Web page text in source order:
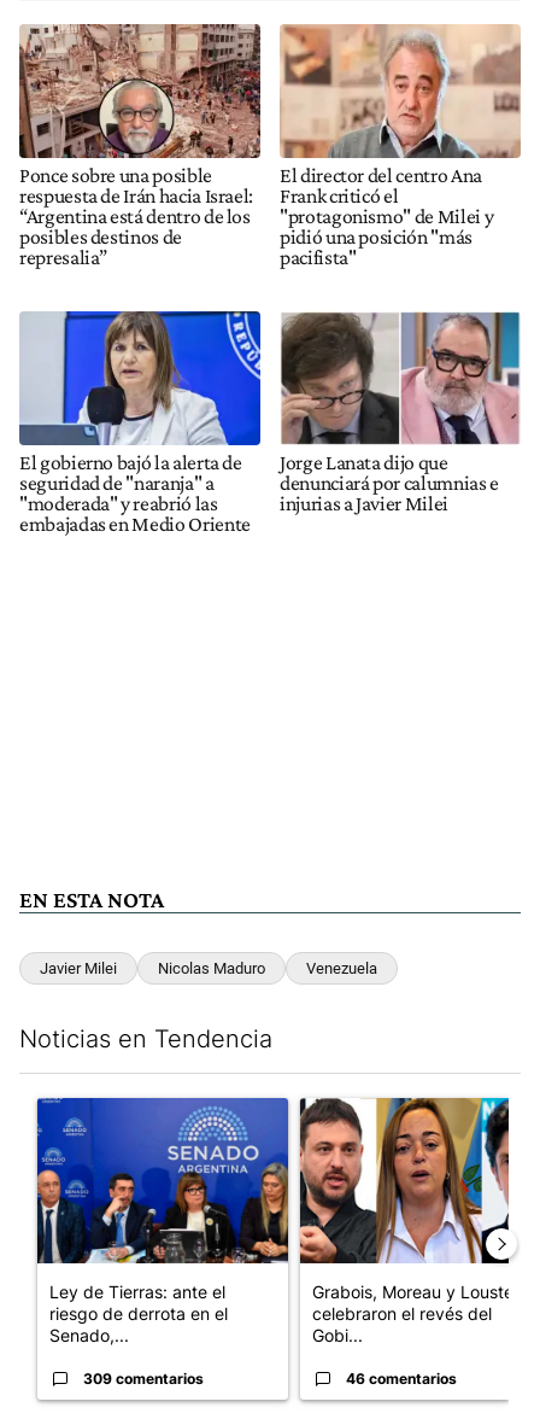
Ponce sobre una posible
respuesta de Irán hacia Israel:
“Argentina está dentro de los
posibles destinos de
represalia”
El director del centro Ana
Frank criticó el
"protagonismo" de Milei y
pidió una posición "más
pacifista"
El gobierno bajó la alerta de
seguridad de "naranja" a
"moderada" y reabrió las
embajadas en Medio Oriente
Jorge Lanata dijo que
denunciará por calumnias e
injurias a Javier Milei
EN ESTA NOTA
Javier Milei Nicolas Maduro Venezuela
Noticias en Tendencia
Un artículo de tendencia con el título "Ley de Tierras: ante el
Ley de Tierras: ante el
riesgo de derrota en el
Senado,...
309 comentarios
Un artículo de tendencia con
Grabois, Moreau y Lousteau
celebraron el revés del
Gobi...
46 comentarios